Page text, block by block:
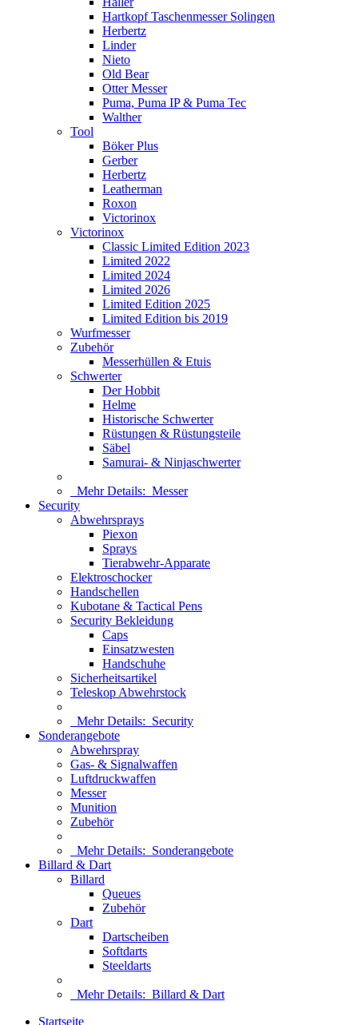
Hartkopf Taschenmesser Solingen
Herbertz
Linder
Nieto
Old Bear
Otter Messer
Puma, Puma IP & Puma Tec
Walther
Tool
Böker Plus
Gerber
Herbertz
Leatherman
Roxon
Victorinox
Victorinox
Classic Limited Edition 2023
Limited 2022
Limited 2024
Limited 2026
Limited Edition 2025
Limited Edition bis 2019
Wurfmesser
Zubehör
Messerhüllen & Etuis
Schwerter
Der Hobbit
Helme
Historische Schwerter
Rüstungen & Rüstungsteile
Säbel
Samurai- & Ninjaschwerter
Mehr Details: Messer
Security
Abwehrsprays
Piexon
Sprays
Tierabwehr-Apparate
Elektroschocker
Handschellen
Kubotane & Tactical Pens
Security Bekleidung
Caps
Einsatzwesten
Handschuhe
Sicherheitsartikel
Teleskop Abwehrstock
Mehr Details: Security
Sonderangebote
Abwehrspray
Gas- & Signalwaffen
Luftdruckwaffen
Messer
Munition
Zubehör
Mehr Details: Sonderangebote
Billard & Dart
Billard
Queues
Zubehör
Dart
Dartscheiben
Softdarts
Steeldarts
Mehr Details: Billard & Dart
Startseite